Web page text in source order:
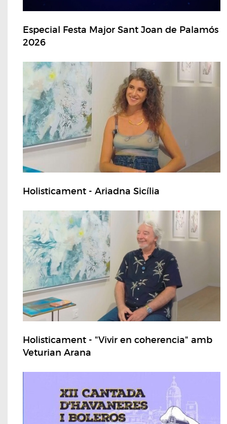
Especial Festa Major Sant Joan de Palamós
2026
Holisticament - Ariadna Sicília
Holisticament - "Vivir en coherencia" amb
Veturian Arana